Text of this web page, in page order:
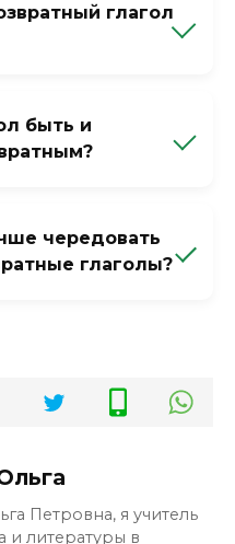
глагол
правило,
быть и
(кого-то) и
разные глаголы,
чередовать
глаголы?
и
и перец: по
— вкусно.
Петровна, я учитель
и литературы в